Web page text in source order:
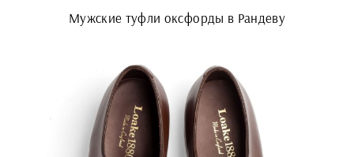
Мужские туфли оксфорды в Рандеву